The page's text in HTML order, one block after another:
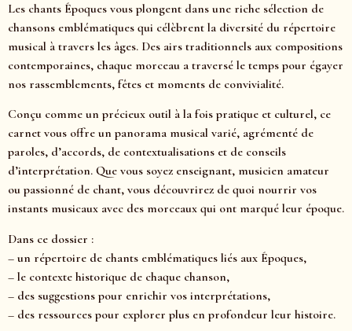
Les chants Époques vous plongent dans une riche sélection de
chansons emblématiques qui célèbrent la diversité du répertoire
musical à travers les âges. Des airs traditionnels aux compositions
contemporaines, chaque morceau a traversé le temps pour égayer
nos rassemblements, fêtes et moments de convivialité.
Conçu comme un précieux outil à la fois pratique et culturel, ce
carnet vous offre un panorama musical varié, agrémenté de
paroles, d’accords, de contextualisations et de conseils
d’interprétation. Que vous soyez enseignant, musicien amateur
ou passionné de chant, vous découvrirez de quoi nourrir vos
instants musicaux avec des morceaux qui ont marqué leur époque.
Dans ce dossier :
– un répertoire de chants emblématiques liés aux Époques,
– le contexte historique de chaque chanson,
– des suggestions pour enrichir vos interprétations,
– des ressources pour explorer plus en profondeur leur histoire.